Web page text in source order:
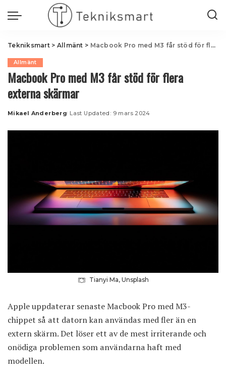
Tekniksmart> Allmänt > Macbook Pro med M3 får stöd för flera externa skärmar
Allmänt
Macbook Pro med M3 får stöd för flera
externa skärmar
Posted
Mikael Anderberg Last Updated: 9 mars 2024
Tianyi Ma, Unsplash
Apple uppdaterar senaste Macbook Pro med M3-
chippet så att datorn kan användas med fler än en
extern skärm. Det löser ett av de mest irriterande och
onödiga problemen som användarna haft med
modellen.